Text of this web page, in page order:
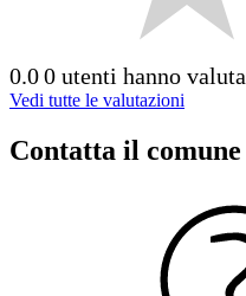
0.00 utenti hanno
Vedi tutte le valutazioni
Contatta il comune